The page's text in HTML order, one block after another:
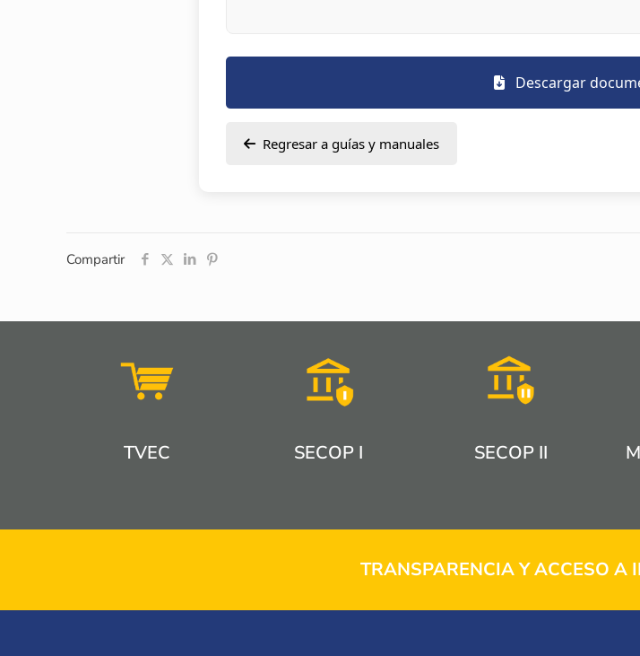
Descargar
Regresar a guías y manuales
Compartir
TVEC SECOP I SECOP II
TRANSPARENCIA Y ACCESO A